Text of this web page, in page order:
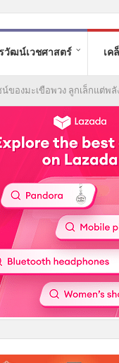
วัฒน์เวชศาสตร์ เค
องมะเขือพวง ลูกเล็กแต่พลั